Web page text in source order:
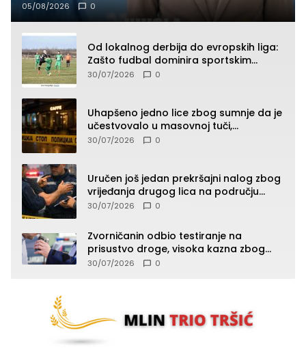
05/08/2026 0
Od lokalnog derbija do evropskih liga:
Zašto fudbal dominira sportskim
klađenjem
30/07/2026 0
Uhapšeno jedno lice zbog sumnje da je
učestvovalo u masovnoj tuči,
maloljetnik zadobio povrede
30/07/2026 0
Uručen još jedan prekršajni nalog zbog
vrijeđanja drugog lica na području
Zvornika
30/07/2026 0
Zvorničanin odbio testiranje na
prisustvo droge, visoka kazna zbog
kršenja Zakona o osnovama
30/07/2026 0